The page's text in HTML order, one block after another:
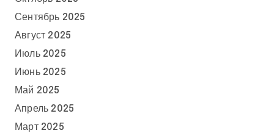
Сентябрь 2025
Август 2025
Июль 2025
Июнь 2025
Май 2025
Апрель 2025
Март 2025